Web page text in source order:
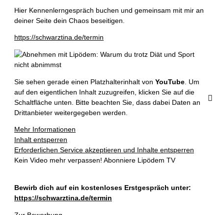
Hier Kennenlerngespräch buchen und gemeinsam mit mir an
deiner Seite dein Chaos beseitigen.
https://schwarztina.de/termin
Sie sehen gerade einen Platzhalterinhalt vonYouTube . Um
auf den eigentlichen Inhalt zuzugreifen, klicken Sie auf die
Schaltfläche unten. Bitte beachten Sie, dass dabei Daten an
Drittanbieter weitergegeben werden.
Mehr Informationen
Inhalt entsperren
Erforderlichen Service akzeptieren und Inhalte entsperren
Kein Video mehr verpassen! Abonniere Lipödem TV
Bewirb dich auf ein kostenloses Erstgespräch unter:
https://schwarztina.de/termin